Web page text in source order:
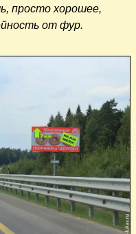
просто хорошее,
от фур.